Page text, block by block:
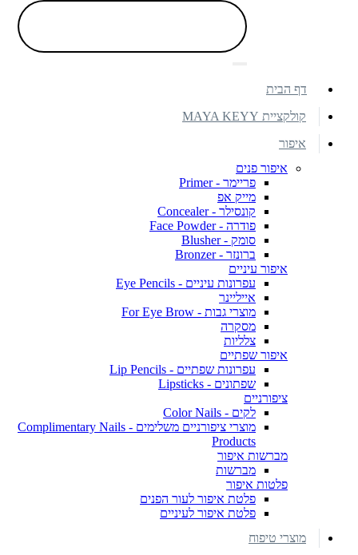
דף הבית
קולקציית MAYA KEYY
איפור
איפור פנים
פריימר - Primer
מייק אפ
קונסילר - Concealer
פודרה - Face Powder
סומק - Blusher
ברונזר - Bronzer
איפור עיניים
עפרונות עיניים - Eye Pencils
אייליינר
מוצרי גבות - For Eye Brow
מסקרה
צלליות
איפור שפתיים
עפרונות שפתיים - Lip Pencils
שפתונים - Lipsticks
ציפורניים
לקים - Color Nails
מוצרי ציפורניים משלימים - Complimentary Nails
Products
מברשות איפור
מברשות
פלטות איפור
פלטת איפור לעור הפנים
פלטת איפור לעיניים
מוצרי טיפוח